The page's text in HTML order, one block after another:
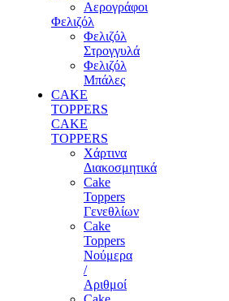
Αερογράφοι
Φελιζόλ
Φελιζόλ
Στρογγυλά
Φελιζόλ
Μπάλες
CAKE
TOPPERS
CAKE
TOPPERS
Χάρτινα
Διακοσμητικά
Cake
Toppers
Γενεθλίων
Cake
Toppers
Νούμερα
/
Αριθμοί